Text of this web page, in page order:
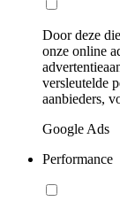
Door deze
onze online
versleutelde
aanbieders,
Google Ads
Performance